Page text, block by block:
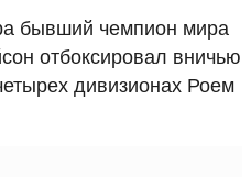
бывший чемпион мира
отбоксировал вничью
дивизионах Роем